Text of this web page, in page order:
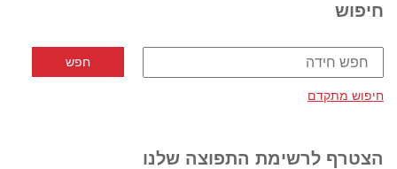
חיפוש
חיפוש מתקדם
הצטרף לרשימת התפוצה שלנו